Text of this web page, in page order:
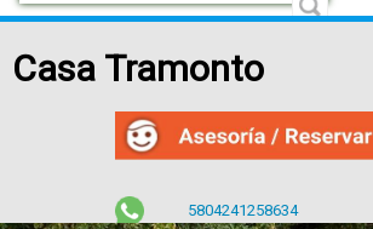
Casa Tramonto
5804241258634